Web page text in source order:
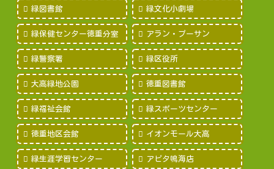
緑図書館 緑文化小劇場
緑保健センター徳重分室 アラン・プーサン
緑警察署 緑区役所
大高緑地公園 徳重図書館
緑福祉会館 緑スポーツセンター
徳重地区会館 イオンモール大高
緑生涯学習センター アピタ鳴海店